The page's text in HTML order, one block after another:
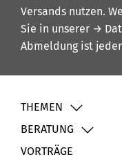
Versands nutzen.
Sie in unserer →
Abmeldung ist
THEMEN
BERATUNG
VORTRÄGE